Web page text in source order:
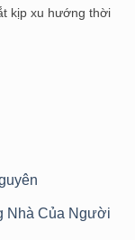
kịp xu hướng thời
Nhà Của Người